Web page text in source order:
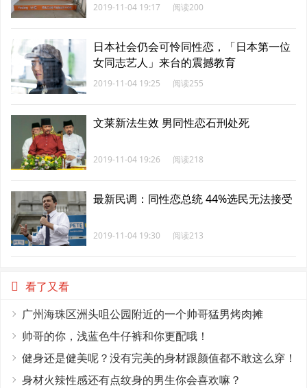
2019-11-04 19:17 阅读200
日本社会仍会可怜同性恋，「日本第一位
女同志艺人」来台的震撼教育
2019-11-04 19:25 阅读255
文莱新法生效 男同性恋石刑处死
2019-11-04 19:26 阅读218
最新民调：同性恋总统 44%选民无法接受
2019-11-04 19:30 阅读213
看了又看
广州海珠区洲头咀公园附近的一个帅哥猛男烤肉摊
帅哥的你，浅蓝色牛仔裤和你更配哦！
健身还是健美呢？没有完美的身材跟颜值都不敢这么穿！
身材火辣性感还有点纹身的男生你会喜欢嘛？